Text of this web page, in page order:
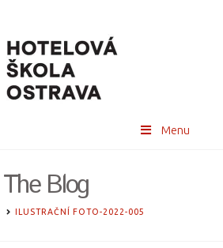
Menu
The Blog
ILUSTRAČNÍ FOTO-2022-005